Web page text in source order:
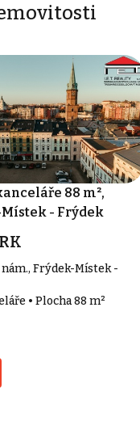
88 m²,
- Frýdek
Frýdek-Místek -
• Plocha 88 m²